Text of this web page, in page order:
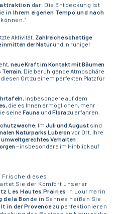
dar. Die Entdeckung ist
in Ihrem eigenen Tempo und nach
können.“
Aktivität. Zahlreiche schattige
inmitten der Naturund in ruhiger
neue Kraft im Kontakt mit Bäumen
Die beruhigende Atmosphäre
Ort zu einem perfekten Platz für
, insbesondere auf dem
die es Ihnen ermöglichen, mehr
seineFauna undFlorazu erfahren.
: Im Juli und August sind
Naturparks Luberonvor Ort. Ihre
Verhalten
– insbesondere im Hinblick auf
Frische dieses
Sie der Komfort unserer
Les Hautes Prairies in Lourmarin
de la Bonde in Sannes heißen Sie
in der Provencezu perfektionieren